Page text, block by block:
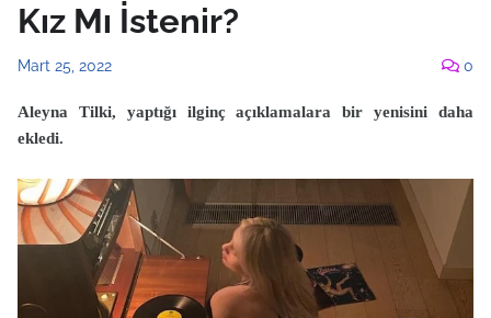
Kız Mı İstenir?
Mart 25, 2022 0
Aleyna Tilki, yaptığı ilginç açıklamalara bir yenisini daha
ekledi.